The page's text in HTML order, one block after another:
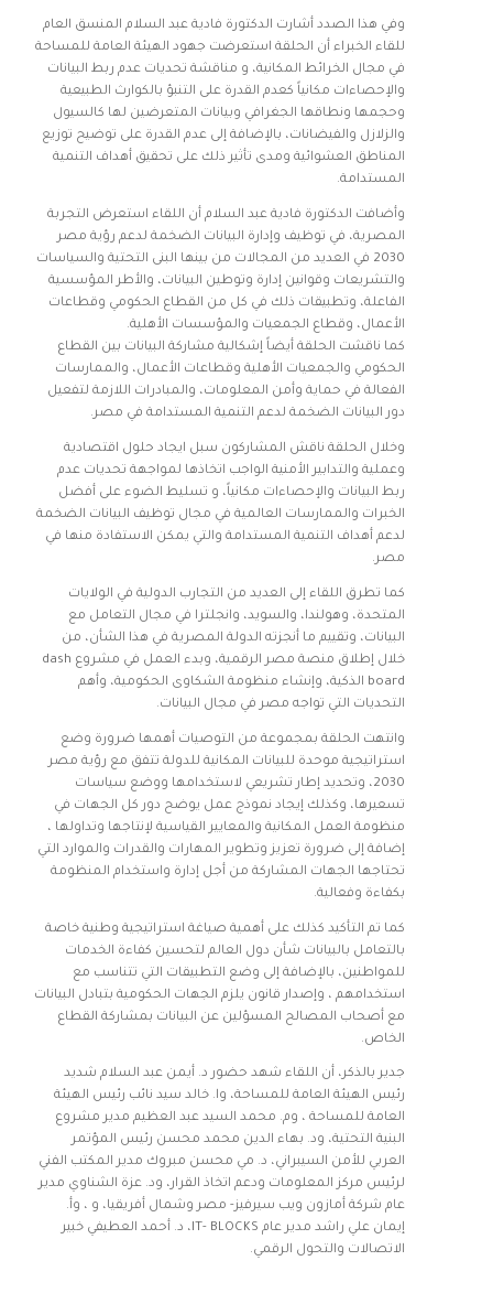
وفي هذا الصدد أشارت الدكتورة فادية عبد السلام المنسق العام
للقاء الخبراء أن الحلقة استعرضت جهود الهيئة العامة للمساحة
في مجال الخرائط المكانية، و مناقشة تحديات عدم ربط البيانات
والإحصاءات مكانياً كعدم القدرة على التنبؤ بالكوارث الطبيعية
وحجمها ونطاقها الجغرافي وبيانات المتعرضين لها كالسيول
والزلازل والفيضانات، بالإضافة إلى عدم القدرة على توضيح توزيع
المناطق العشوائية ومدى تأثير ذلك على تحقيق أهداف التنمية
المستدامة.
وأضافت الدكتورة فادية عبد السلام أن اللقاء استعرض التجربة
المصرية، في توظيف وإدارة البيانات الضخمة لدعم رؤية مصر
2030 في العديد من المجالات من بينها البنى التحتية والسياسات
والتشريعات وقوانين إدارة وتوطين البيانات، والأطر المؤسسية
الفاعلة، وتطبيقات ذلك في كل من القطاع الحكومي وقطاعات
الأعمال، وقطاع الجمعيات والمؤسسات الأهلية.
كما ناقشت الحلقة أيضاً إشكالية مشاركة البيانات بين القطاع
الحكومي والجمعيات الأهلية وقطاعات الأعمال، والممارسات
الفعالة في حماية وأمن المعلومات، والمبادرات اللازمة لتفعيل
دور البيانات الضخمة لدعم التنمية المستدامة في مصر.
وخلال الحلقة ناقش المشاركون سبل ايجاد حلول اقتصادية
وعملية والتدابير الأمنية الواجب اتخاذها لمواجهة تحديات عدم
ربط البيانات والإحصاءات مكانياً، و تسليط الضوء على أفضل
الخبرات والممارسات العالمية في مجال توظيف البيانات الضخمة
لدعم أهداف التنمية المستدامة والتي يمكن الاستفادة منها في
مصر.
كما تطرق اللقاء إلى العديد من التجارب الدولية في الولايات
المتحدة، وهولندا، والسويد، وانجلترا في مجال التعامل مع
البيانات، وتقييم ما أنجزته الدولة المصرية في هذا الشأن، من
خلال إطلاق منصة مصر الرقمية، وبدء العمل في مشروع dash
board الذكية، وإنشاء منظومة الشكاوى الحكومية، وأهم
التحديات التي تواجه مصر في مجال البيانات.
وانتهت الحلقة بمجموعة من التوصيات أهمها ضرورة وضع
استراتيجية موحدة للبيانات المكانية للدولة تتفق مع رؤية مصر
2030، وتحديد إطار تشريعي لاستخدامها ووضع سياسات
تسعيرها، وكذلك إيجاد نموذج عمل يوضح دور كل الجهات في
منظومة العمل المكانية والمعايير القياسية لإنتاجها وتداولها ،
إضافة إلى ضرورة تعزيز وتطوير المهارات والقدرات والموارد التي
تحتاجها الجهات المشاركة من أجل إدارة واستخدام المنظومة
بكفاءة وفعالية.
كما تم التأكيد كذلك على أهمية صياغة استراتيجية وطنية خاصة
بالتعامل بالبيانات شأن دول العالم لتحسين كفاءة الخدمات
للمواطنين، بالإضافة إلى وضع التطبيقات التي تتناسب مع
استخدامهم ، وإصدار قانون يلزم الجهات الحكومية بتبادل البيانات
مع أصحاب المصالح المسؤلين عن البيانات بمشاركة القطاع
الخاص.
جدير بالذكر، أن اللقاء شهد حضور د. أيمن عبد السلام شديد
رئيس الهيئة العامة للمساحة، وا. خالد سيد نائب رئيس الهيئة
العامة للمساحة ، وم. محمد السيد عبد العظيم مدير مشروع
البنية التحتية، ود. بهاء الدين محمد محسن رئيس المؤتمر
العربي للأمن السيبراني، د. مي محسن مبروك مدير المكتب الفني
لرئيس مركز المعلومات ودعم اتخاذ القرار، ود. عزة الشناوي مدير
عام شركة أمازون ويب سيرفيز- مصر وشمال أفريقيا، و ، وأ.
إيمان علي راشد مدير عام IT- BLOCKS، د. أحمد العطيفي خبير
الاتصالات والتحول الرقمي.